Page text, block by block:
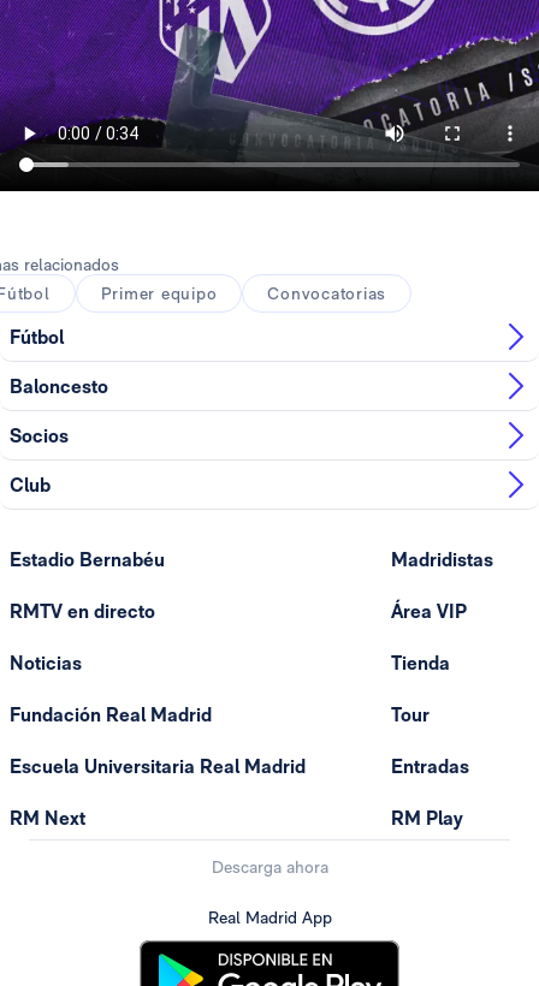
relacionados
Primer equipo Convocatorias
Fútbol
Baloncesto
Socios
Club
Estadio Bernabéu
RMTV en directo
Noticias
Fundación Real Madrid
Escuela Universitaria Real Madrid
RM Next
Madridistas
Área VIP
Tienda
Tour
Entradas
RM Play
Descarga ahora
Real Madrid App